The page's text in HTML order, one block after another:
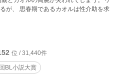
が、 思春期であるカオルは性介助を求
位 / 31,440件
BL小説大賞